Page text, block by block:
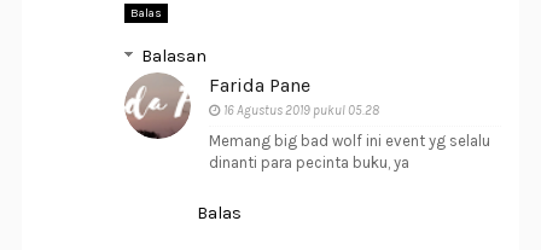
Balas
Balasan
Farida Pane
16 Agustus 2019 pukul 05.28
Memang big bad wolf ini event yg selalu
dinanti para pecinta buku, ya
Balas